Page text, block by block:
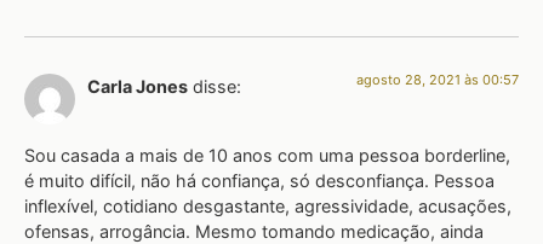
Carla Jones disse: agosto 28, 2021 às 00:57
Sou casada a mais de 10 anos com uma pessoa borderline,
é muito difícil, não há confiança, só desconfiança. Pessoa
inflexível, cotidiano desgastante, agressividade, acusações,
ofensas, arrogância. Mesmo tomando medicação, ainda